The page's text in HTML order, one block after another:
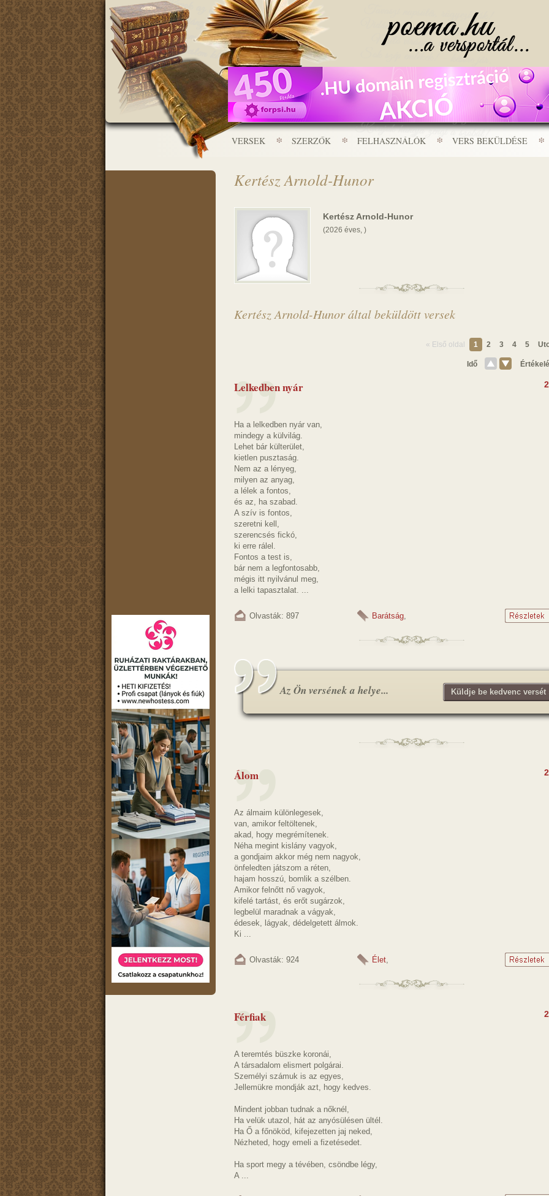
VERSEK SZERZŐK FELHASZNÁLÓK VERS BEKÜLDÉSE
Kertész Arnold-Hunor
Kertész Arnold-Hunor
(2026 éves, )
Kertész Arnold-Hunor által beküldött versek
« Első oldal 1 2 3 4 5
Idő
Lelkedben nyár
Ha a lelkedben nyár van,
mindegy a külvilág.
Lehet bár külterület,
kietlen pusztaság.
Nem az a lényeg,
milyen az anyag,
a lélek a fontos,
és az, ha szabad.
A szív is fontos,
szeretni kell,
szerencsés fickó,
ki erre rálel.
Fontos a test is,
bár nem a legfontosabb,
mégis itt nyilvánul meg,
a lelki tapasztalat. ...
Olvasták: 897 Barátság,
Az Ön versének a helye... Küldje be kedvenc versét
Álom
Az álmaim különlegesek,
van, amikor feltöltenek,
akad, hogy megrémítenek.
Néha megint kislány vagyok,
a gondjaim akkor még nem nagyok,
önfeledten játszom a réten,
hajam hosszú, bomlik a szélben.
Amikor felnőtt nő vagyok,
kifelé tartást, és erőt sugárzok,
legbelül maradnak a vágyak,
édesek, lágyak, dédelgetett álmok.
Ki ...
Olvasták: 924 Élet,
Férfiak
A teremtés büszke koronái,
A társadalom elismert polgárai.
Személyi számuk is az egyes,
Jellemükre mondják azt, hogy kedves.
Mindent jobban tudnak a nőknél,
Ha velük utazol, hát az anyósülésen ültél.
Ha Ő a főnököd, kifejezetten jaj neked,
Nézheted, hogy emeli a fizetésedet.
Ha sport megy a tévében, csöndbe légy,
A ...